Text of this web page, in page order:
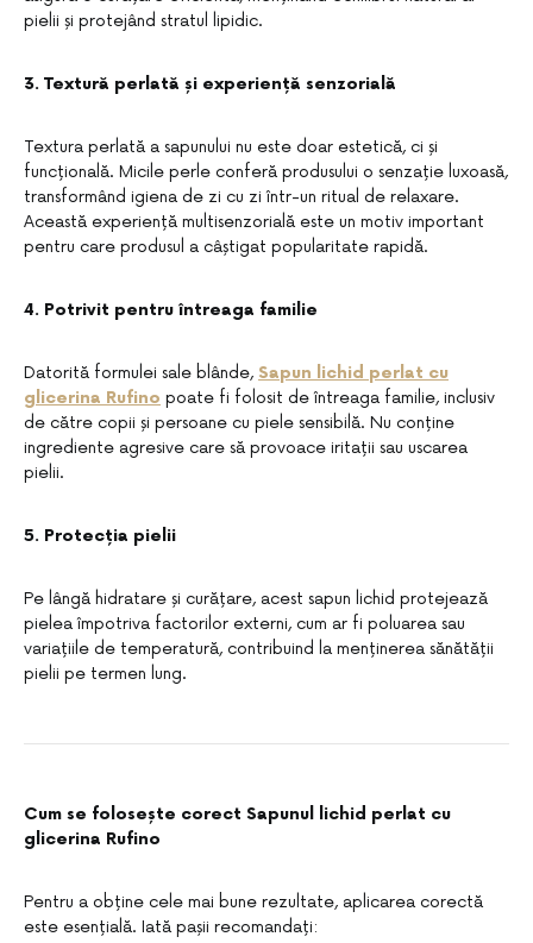
pielii și protejând stratul lipidic.
3. Textură perlată și experiență senzorială
Textura perlată a sapunului nu este doar estetică, ci și
funcțională. Micile perle conferă produsului o senzație luxoasă,
transformând igiena de zi cu zi într-un ritual de relaxare.
Această experiență multisenzorială este un motiv important
pentru care produsul a câștigat popularitate rapidă.
4. Potrivit pentru întreaga familie
Datorită formulei sale blânde, Sapun lichid perlat cu
glicerina Rufino poate fi folosit de întreaga familie, inclusiv
de către copii și persoane cu piele sensibilă. Nu conține
ingrediente agresive care să provoace iritații sau uscarea
pielii.
5. Protecția pielii
Pe lângă hidratare și curățare, acest sapun lichid protejează
pielea împotriva factorilor externi, cum ar fi poluarea sau
variațiile de temperatură, contribuind la menținerea sănătății
pielii pe termen lung.
Cum se folosește corect Sapunul lichid perlat cu
glicerina Rufino
Pentru a obține cele mai bune rezultate, aplicarea corectă
este esențială. Iată pașii recomandați: